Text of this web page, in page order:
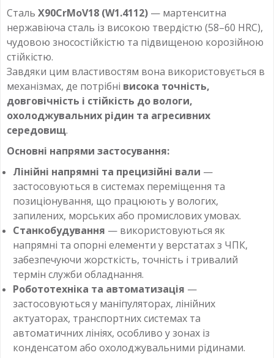
Сталь X90CrMoV18 (W1.4112) — мартенситна
нержавіюча сталь із високою твердістю (58–60 HRC),
чудовою зносостійкістю та підвищеною корозійною
стійкістю.
Завдяки цим властивостям вона використовується в
механізмах, де потрібні висока точність,
довговічність і стійкість до вологи,
охолоджувальних рідин та агресивних
середовищ.
Основні напрями застосування:
Лінійні напрямні та прецизійні вали —
застосовуються в системах переміщення та
позиціонування, що працюють у вологих,
запилених, морських або промислових умовах.
Станкобудування — використовуються як
напрямні та опорні елементи у верстатах з ЧПК,
забезпечуючи жорсткість, точність і тривалий
термін служби обладнання.
Робототехніка та автоматизація —
застосовуються у маніпуляторах, лінійних
актуаторах, транспортних системах та
автоматичних лініях, особливо у зонах із
конденсатом або охолоджувальними рідинами.